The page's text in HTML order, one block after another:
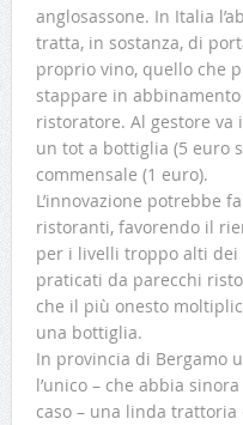
anglosassone. In Italia
tratta, in sostanza, di
proprio vino, quello che
stappare in
ristoratore. Al gestore va
un tot a bottiglia (5 euro
commensale (1 euro).
L’innovazione potrebbe
ristoranti, favorendo il
per i livelli troppo alti
praticati da parecchi
che il più onesto
una bottiglia.
In provincia di Bergamo
l’unico – che abbia
caso – una linda